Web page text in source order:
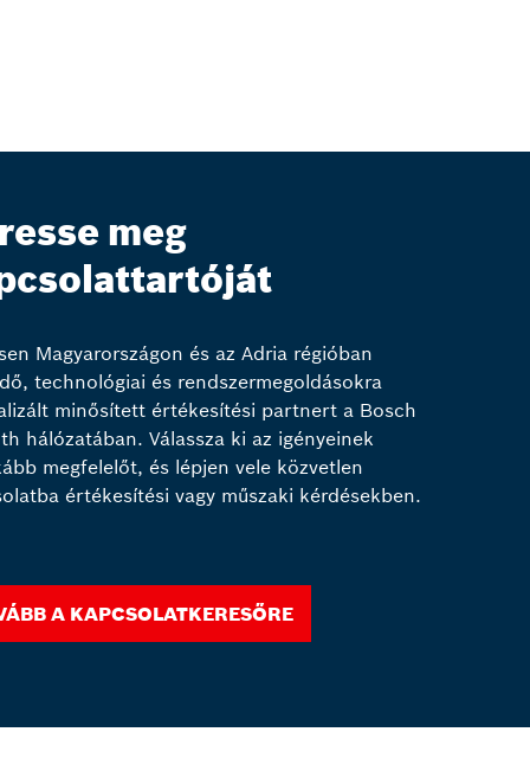
meg
Magyarországon és az Adria régióban
technológiai és rendszermegoldásokra
minősített értékesítési partnert a Bosch
hálózatában. Válassza ki az igényeinek
megfelelőt, és lépjen vele közvetlen
értékesítési vagy műszaki kérdésekben.
a kapcsolatkeresőre